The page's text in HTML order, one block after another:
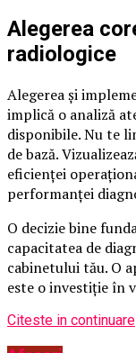
Alegerea
radiologice
Alegerea și
implică o analiză
disponibile. Nu te
de bază.
eficienței
performanței
O decizie bine
capacitatea de
cabinetului tău. O
este o investiție în
Citeste in continuare